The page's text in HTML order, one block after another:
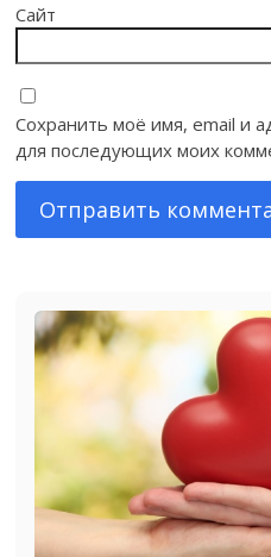
Сайт
Сохранить моё имя, email и
для последующих моих